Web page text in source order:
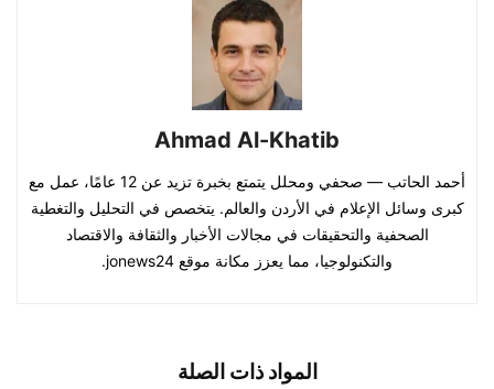
Ahmad Al-Khatib
أحمد الحاتب — صحفي ومحلل يتمتع بخبرة تزيد عن 12 عامًا، عمل مع
كبرى وسائل الإعلام في الأردن والعالم. يتخصص في التحليل والتغطية
الصحفية والتحقيقات في مجالات الأخبار والثقافة والاقتصاد
والتكنولوجيا، مما يعزز مكانة موقع jonews24.
المواد ذات الصلة